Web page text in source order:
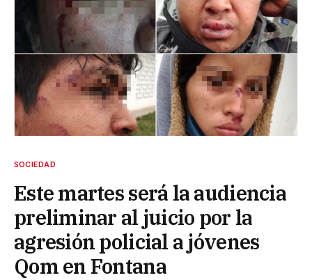
SOCIEDAD
Este martes será la audiencia
preliminar al juicio por la
agresión policial a jóvenes
Qom en Fontana